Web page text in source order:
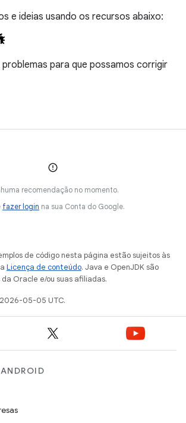
e ideias usando os recursos abaixo:
para que possamos corrigir
recomendação no momento.
fazer login na sua Conta do Google.
de código nesta página estão sujeitos às
Licença de conteúdo. Java e OpenJDK são
Oracle e/ou suas afiliadas.
05-05 UTC.